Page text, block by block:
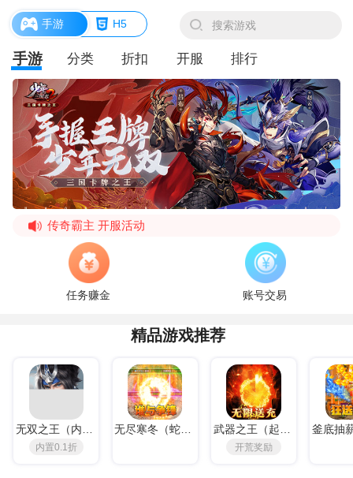
手游 H5
手游 分类 折扣 开服 排行
传奇霸主 开服活动
传奇霸主 神器合服活动
《原始传奇》4月12日 更新公告
《原始传奇》6月18日 维护公告
教主之家（GM版）福利介绍
《王城无双》试玩转游活动
《乱石迷阵（共享充值版）》充值活动
任务赚金 账号交易
精品游戏推荐
内置0.1折 开荒奖励